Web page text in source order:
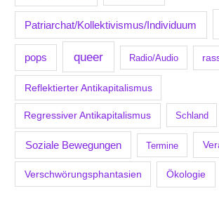
Patriarchat/Kollektivismus/Individuum
pops queer Radio/Audio
Reflektierter Antikapitalismus
Regressiver Antikapitalismus Schland
Soziale Bewegungen Termine
Verschwörungsphantasien Ökologie